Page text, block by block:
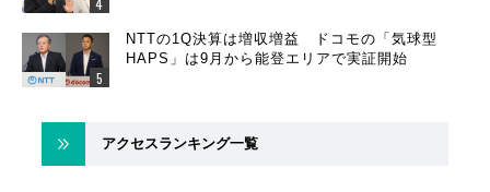
NTTの1Q決算は増収増益 ドコモの「気球型
HAPS」は9月から能登エリアで実証開始
アクセスランキング一覧